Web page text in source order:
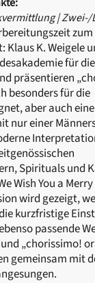
|Zwei-/
Klaus K. Weigele
für die
präsentieren
besonders für die
aber auch
nur einer
Spirituals und
Wish You a
wird gezeigt,
kurzfristige
passende
„chorissimo!
gemeinsam mit